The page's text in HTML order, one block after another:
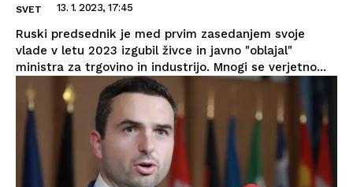
SVET 13. 1. 2023, 17:45
Ruski predsednik je med prvim zasedanjem svoje
vlade v letu 2023 izgubil živce in javno "oblajal"
ministra za trgovino in industrijo. Mnogi se verjetno...